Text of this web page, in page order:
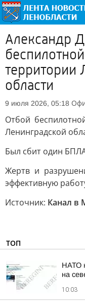
Александр
территории
области
9 июля 2026, 05:18
Отбой
Ленинградской
Был сбит один
Жертв и
эффективную
Источник: Канал в
ТОП
НАТО
на
10:03